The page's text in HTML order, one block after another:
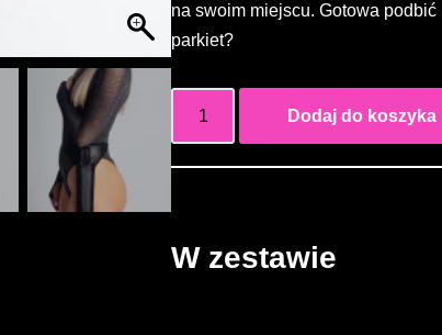
na swoim miejscu. Gotowa podbić
parkiet?
Dodaj do koszyka
W zestawie